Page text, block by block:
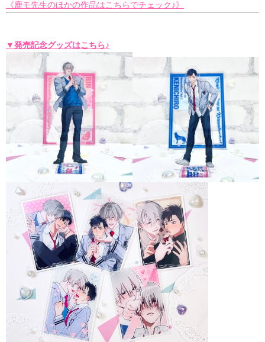
《鹿モ先生のほかの作品はこちらでチェック♪》
▼発売記念グッズはこちら♪